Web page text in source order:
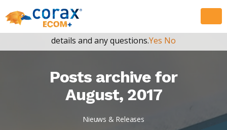
Posts archive for
August, 2017
Nieuws & Releases
May we use cookies to track your activities? We take your
privacy very seriously. Please see our privacy policy for
details and any questions.Yes No